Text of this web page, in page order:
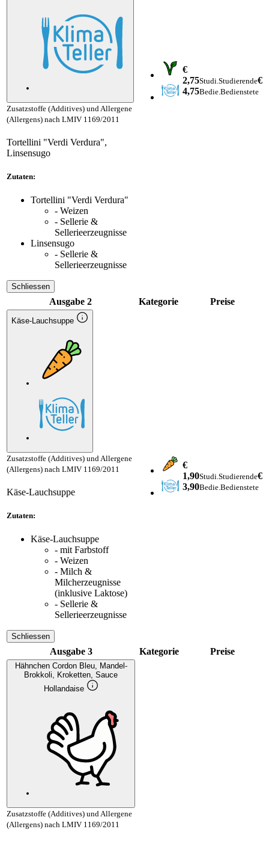
Zusatzstoffe (Additives) und Allergene
(Allergens) nach LMIV 1169/2011
Tortellini "Verdi Verdura",
Linsensugo
Zutaten:
Tortellini "Verdi Verdura"
- Weizen
- Sellerie &
Sellerieerzeugnisse
Linsensugo
- Sellerie &
Sellerieerzeugnisse
Schliessen
€
2,75Studi. Studierende€
4,75Bedie. Bedienstete
Ausgabe 2 Kategorie Preise
Käse-Lauchsuppe
Zusatzstoffe (Additives) und Allergene
(Allergens) nach LMIV 1169/2011
Käse-Lauchsuppe
Zutaten:
Käse-Lauchsuppe
- mit Farbstoff
- Weizen
- Milch &
Milcherzeugnisse
(inklusive Laktose)
- Sellerie &
Sellerieerzeugnisse
Schliessen
€
1,90Studi. Studierende€
3,90Bedie. Bedienstete
Ausgabe 3 Kategorie Preise
Hähnchen Cordon Bleu, Mandel-
Brokkoli, Kroketten, Sauce
Hollandaise
Zusatzstoffe (Additives) und Allergene
(Allergens) nach LMIV 1169/2011